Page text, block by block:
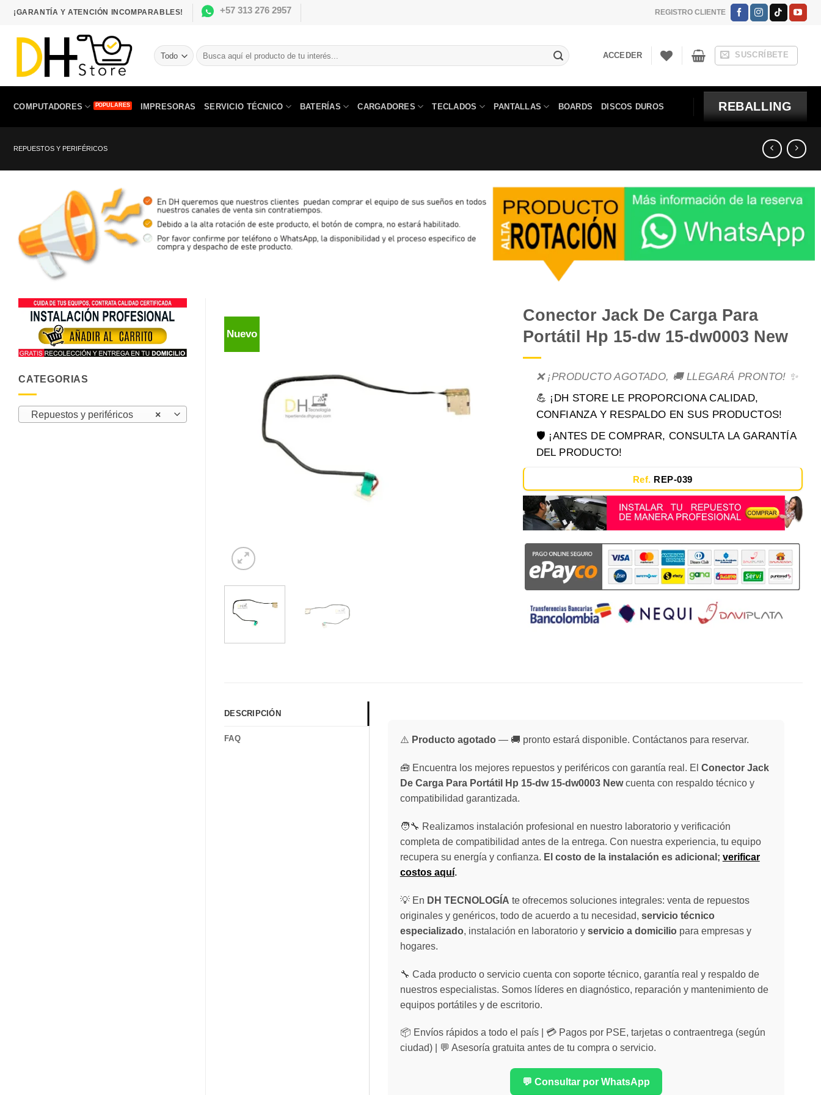
Saltar
contenido
¡GARANTÍA Y ATENCIÓN INCOMPARABLES! +57 313 276 2957 REGISTRO CLIENTE
Buscar
por:
ACCEDER SUSCRÍBETE
COMPUTADORES IMPRESORAS SERVICIO TÉCNICO BATERÍAS CARGADORES TECLADOS PANTALLAS BOARDS DISCOS DUROS REBALLING
REPUESTOS Y PERIFÉRICOS
CATEGORIAS
×
Repuestos y periféricos
Nuevo
Conector Jack De Carga Para
Portátil Hp 15-dw 15-dw0003 New
❌ ¡PRODUCTO AGOTADO, 🚚 LLEGARÁ PRONTO! ✨
💪 ¡DH STORE LE PROPORCIONA CALIDAD,
CONFIANZA Y RESPALDO EN SUS PRODUCTOS!
🛡️ ¡ANTES DE COMPRAR, CONSULTA LA GARANTÍA
DEL PRODUCTO!
Ref. REP-039
DESCRIPCIÓN
FAQ ⚠️ Producto agotado— 🚚 pronto estará disponible. Contáctanos para reservar.
🧰 Encuentra los mejores repuestos y periféricos con garantía real. El Conector Jack
De Carga Para Portátil Hp 15-dw 15-dw0003 Newcuenta con respaldo técnico y
compatibilidad garantizada.
🧑‍🔧 Realizamos instalación profesional en nuestro laboratorio y verificación
completa de compatibilidad antes de la entrega. Con nuestra experiencia, tu equipo
recupera su energía y confianza. El costo de la instalación es adicional; verificar
costos aquí.
💡 En DH TECNOLOGÍA te ofrecemos soluciones integrales: venta de repuestos
originales y genéricos, todo de acuerdo a tu necesidad, servicio técnico
especializado, instalación en laboratorio y servicio a domiciliopara empresas y
hogares.
🔧 Cada producto o servicio cuenta con soporte técnico, garantía real y respaldo de
nuestros especialistas. Somos líderes en diagnóstico, reparación y mantenimiento de
equipos portátiles y de escritorio.
📦 Envíos rápidos a todo el país | 💳 Pagos por PSE, tarjetas o contraentrega (según
ciudad) | 💬 Asesoría gratuita antes de tu compra o servicio.
💬 Consultar por WhatsApp